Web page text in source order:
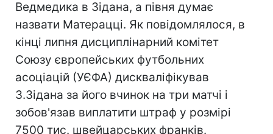
Ведмедика в Зідана, а півня думає
назвати Матерацці. Як повідомлялося, в
кінці липня дисциплінарний комітет
Союзу європейських футбольних
асоціацій (УЄФА) дискваліфікував
З.Зідана за його вчинок на три матчі і
зобов'язав виплатити штраф у розмірі
7500 тис. швейцарських франків.